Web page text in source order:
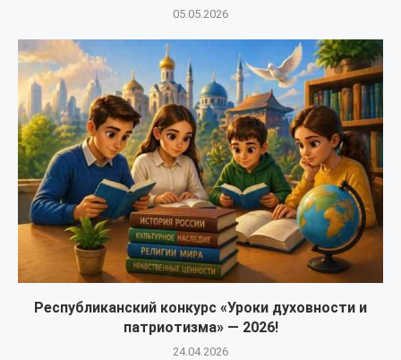
05.05.2026
Республиканский конкурс «Уроки духовности и
патриотизма» — 2026!
24.04.2026